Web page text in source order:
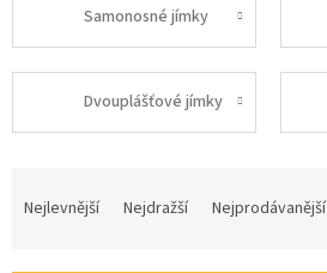
Samonosné jímky
Dvouplášťové jímky
Nejlevnější Nejdražší Nejprodávanější